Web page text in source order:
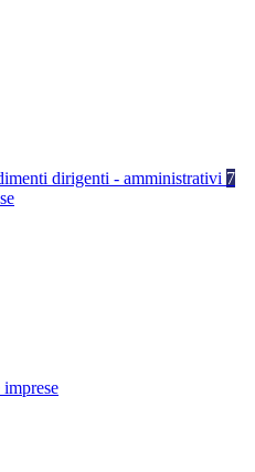
dirigenti - amministrativi 7